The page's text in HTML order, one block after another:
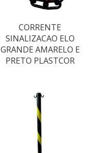
CORRENTE
SINALIZACAO ELO
GRANDE AMARELO E
PRETO PLASTCOR